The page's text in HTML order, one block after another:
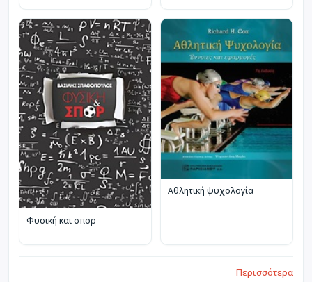
Φυσική και σπορ
Αθλητική ψυχολογία
Περισσότερα